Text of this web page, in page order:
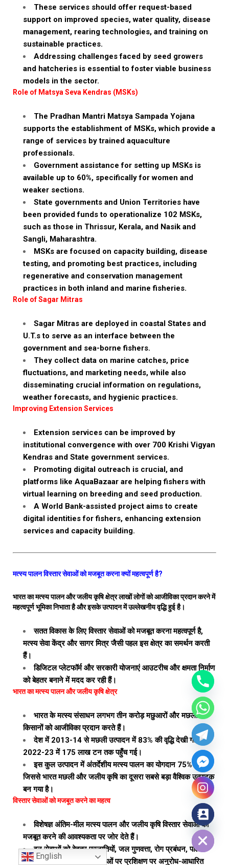
These services should offer request-based
support on improved species, water quality, disease
management, rearing technologies, and training on
sustainable practices.
Addressing challenges faced by seed growers
and hatcheries is essential to foster viable business
models in the sector.
Role of Matsya Seva Kendras (MSKs)
The Pradhan Mantri Matsya Sampada Yojana
supports the establishment of MSKs, which provide a
range of services by trained aquaculture
professionals.
Government assistance for setting up MSKs is
available up to 60%, specifically for women and
weaker sections.
State governments and Union Territories have
been provided funds to operationalize 102 MSKs,
such as those in Thrissur, Kerala, and Nasik and
Sangli, Maharashtra.
MSKs are focused on capacity building, disease
testing, and promoting best practices, including
regenerative and conservation management
practices in both inland and marine fisheries.
Role of Sagar Mitras
Sagar Mitras are deployed in coastal States and
U.T.s to serve as an interface between the
government and sea-borne fishers.
They collect data on marine catches, price
fluctuations, and marketing needs, while also
disseminating crucial information on regulations,
weather forecasts, and hygienic practices.
Improving Extension Services
Extension services can be improved by
institutional convergence with over 700 Krishi Vigyan
Kendras and State government services.
Promoting digital outreach is crucial, and
platforms like AquaBazaar are helping fishers with
virtual learning on breeding and seed production.
A World Bank-assisted project aims to create
digital identities for fishers, enhancing extension
services and capacity building.
मत्स्य पालन विस्तार सेवाओं को मजबूत करना क्यों महत्वपूर्ण है?
भारत का मत्स्य पालन और जलीय कृषि क्षेत्र लाखों लोगों को आजीविका प्रदान करने में
महत्वपूर्ण भूमिका निभाता है और इसके उत्पादन में उल्लेखनीय वृद्धि हुई है।
सतत विकास के लिए विस्तार सेवाओं को मजबूत करना महत्वपूर्ण है,
मत्स्य सेवा केंद्र और सागर मित्र जैसी पहल इस क्षेत्र का समर्थन करती
हैं।
डिजिटल प्लेटफॉर्म और सरकारी योजनाएं आउटरीच और क्षमता निर्माण
को बेहतर बनाने में मदद कर रही हैं।
भारत का मत्स्य पालन और जलीय कृषि क्षेत्र
भारत के मत्स्य संसाधन लगभग तीन करोड़ मछुआरों और मछली
किसानों को आजीविका प्रदान करते हैं।
देश में 2013-14 से मछली उत्पादन में 83% की वृद्धि देखी गई, जो
2022-23 में 175 लाख टन तक पहुँच गई।
इस कुल उत्पादन में अंतर्देशीय मत्स्य पालन का योगदान 75% है,
जिससे भारत मछली और जलीय कृषि का दूसरा सबसे बड़ा वैश्विक उत्पादक
बन गया है।
विस्तार सेवाओं को मजबूत करने का महत्व
विशेषज्ञ अंतिम-मील मत्स्य पालन और जलीय कृषि विस्तार सेवाओं को
मजबूत करने की आवश्यकता पर जोर देते हैं।
इन सेवाओं को बेहतर प्रजातियों, जल गुणवत्ता, रोग प्रबंधन, पालन
प्रौद्योगिकियों और टिकाऊ प्रथाओं पर प्रशिक्षण पर अनुरोध-आधारित
English
Hide chaty